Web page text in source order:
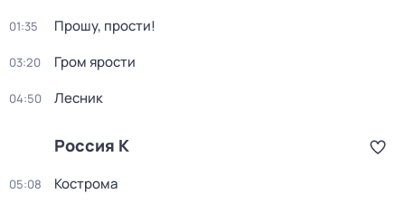
01:35 Прошу, прости!
03:20 Гром ярости
04:50 Лесник
Россия К
05:08 Кострома